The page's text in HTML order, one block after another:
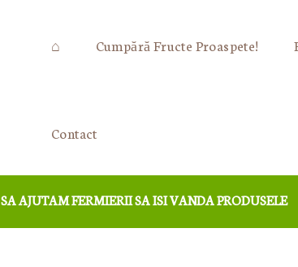
⌂ Cumpără Fructe Proaspete!
Contact
SA AJUTAM FERMIERII SA ISI VANDA PRODUSELE